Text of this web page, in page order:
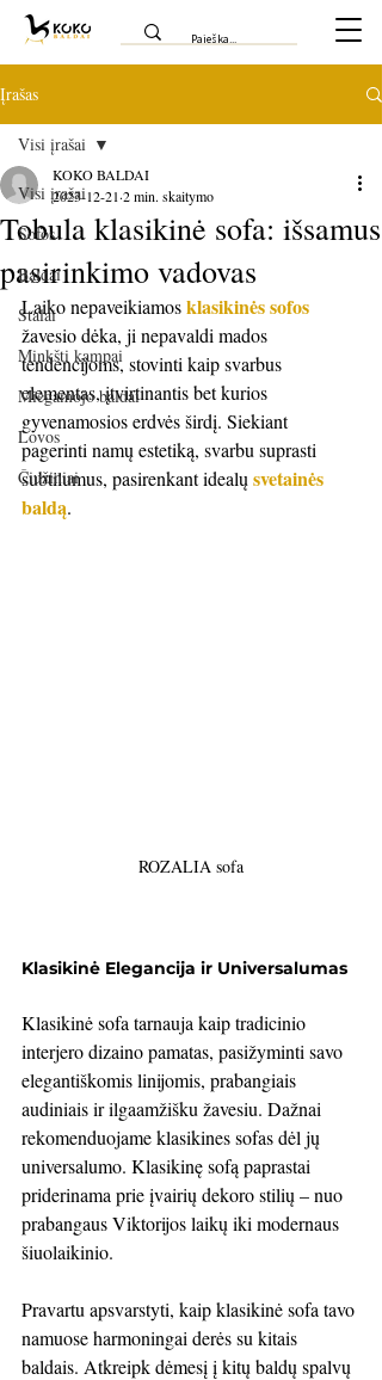
Įrašas
Visi įrašai
Sofos
Baldai
Stalai
Minkšti kampai
Miegamojo baldai
Lovos
Čiužiniai
Visi įrašai
Tobula klasikinė sofa: išsamus
pasirinkimo vadovas
KOKO BALDAI
2023-12-21 2 min. skaitymo
Laiko nepaveikiamos klasikinės sofos
žavesio dėka, ji nepavaldi mados
tendencijoms, stovinti kaip svarbus
elementas, įtvirtinantis bet kurios
gyvenamosios erdvės širdį. Siekiant
pagerinti namų estetiką, svarbu suprasti
subtilumus, pasirenkant idealų svetainės
baldą.
ROZALIA sofa
Klasikinė Elegancija ir Universalumas
Klasikinė sofa tarnauja kaip tradicinio
interjero dizaino pamatas, pasižyminti savo
elegantiškomis linijomis, prabangiais
audiniais ir ilgaamžišku žavesiu. Dažnai
rekomenduojame klasikines sofas dėl jų
universalumo. Klasikinę sofą paprastai
priderinama prie įvairių dekoro stilių – nuo
prabangaus Viktorijos laikų iki modernaus
šiuolaikinio.
Pravartu apsvarstyti, kaip klasikinė sofa tavo
namuose harmoningai derės su kitais
baldais. Atkreipk dėmesį į kitų baldų spalvų